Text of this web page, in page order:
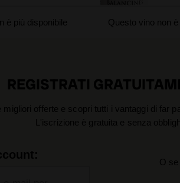
è più disponibile Questo vino non
REGISTRATI
migliori offerte e scopri tutti i vantaggi di far
L'iscrizione è gratuita e senza
O se